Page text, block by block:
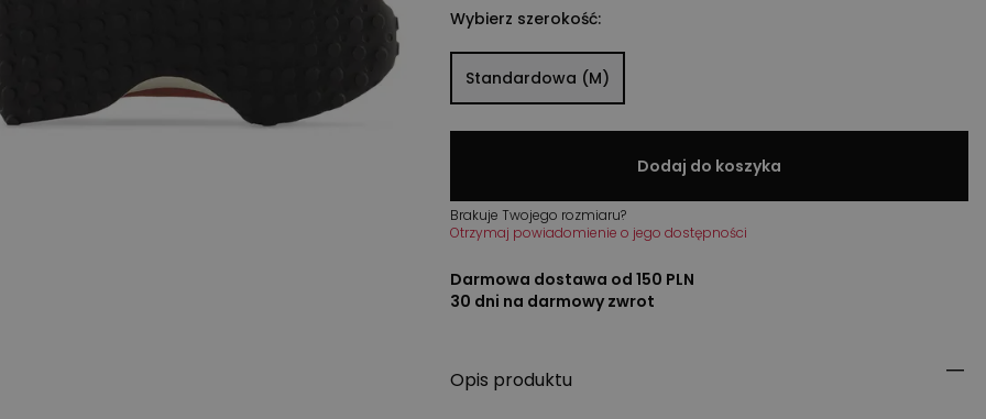
Wybierz szerokość:
Standardowa (M)
Dodaj do koszyka
Brakuje Twojego rozmiaru?
Otrzymaj powiadomienie o jego dostępności
Darmowa dostawa od 150 PLN
30 dni na darmowy zwrot
Opis produktu